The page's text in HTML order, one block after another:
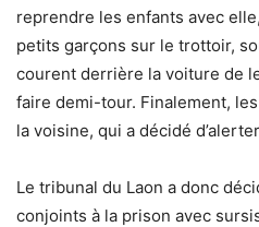
reprendre les enfants avec
petits garçons sur le trottoir,
courent derrière la voiture de
faire demi-tour. Finalement,
la voisine, qui a décidé
Le tribunal du Laon a donc
conjoints à la prison avec